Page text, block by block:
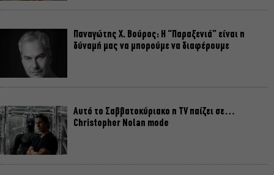
Παναγώτης Χ. Βούρος: Η “Παραξενιά” είναι η
δύναμή μας να μπορούμε να διαφέρουμε
Αυτό το Σαββατοκύριακο η TV παίζει σε…
Christopher Nolan mode